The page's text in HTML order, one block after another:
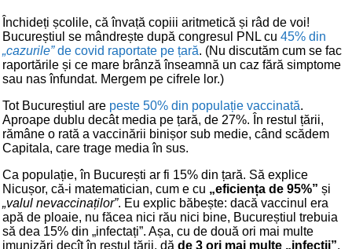
Închideți școlile, că învață copiii aritmetică și râd de voi!
Bucureștiul se mândrește după congresul PNL cu 45% din
„cazurile”de covid raportate pe țară. (Nu discutăm cum se fac
raportările și ce mare brânză înseamnă un caz fără simptome
sau nas înfundat. Mergem pe cifrele lor.)
Tot Bucureștiul are peste 50% din populație vaccinată.
Aproape dublu decât media pe țară, de 27%. În restul țării,
rămâne o rată a vaccinării binișor sub medie, când scădem
Capitala, care trage media în sus.
Ca populație, în București ar fi 15% din țară. Să explice
Nicușor, că-i matematician, cum e cu „eficiența de 95%” și
„valul nevaccinaților”. Eu explic băbește: dacă vaccinul era
apă de ploaie, nu făcea nici rău nici bine, Bucureștiul trebuia
să dea 15% din „infectați”. Așa, cu de două ori mai multe
imunizări decît în restul țării, dă de 3 ori mai multe „infecții”.